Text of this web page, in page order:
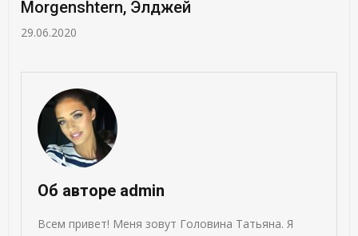
Morgenshtern, Элджей
29.06.2020
Об авторе admin
Всем привет! Меня зовут Головина Татьяна. Я